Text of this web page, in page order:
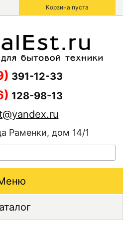
Корзина пуста
391-12-33
128-98-13
Раменки, дом 14/1